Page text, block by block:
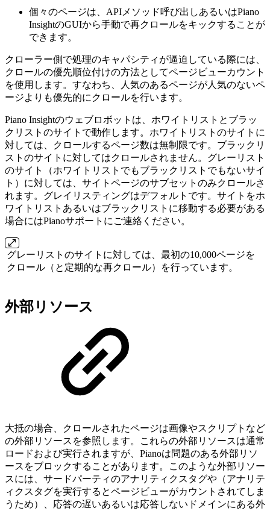
個々のページは、APIメソッド呼び出しあるいはPiano
InsightのGUIから手動で再クロールをキックすることが
できます。
クローラー側で処理のキャパシティが逼迫している際には、
クロールの優先順位付けの方法としてページビューカウント
を使用します。すなわち、人気のあるページが人気のないペ
ージよりも優先的にクロールを行います。
Piano Insightのウェブロボットは、ホワイトリストとブラッ
クリストのサイトで動作します。ホワイトリストのサイトに
対しては、クロールするページ数は無制限です。ブラックリ
ストのサイトに対してはクロールされません。グレーリスト
のサイト（ホワイトリストでもブラックリストでもないサイ
ト）に対しては、サイトページのサブセットのみクロールさ
れます。グレイリスティングはデフォルトです。サイトをホ
ワイトリストあるいはブラックリストに移動する必要がある
場合にはPianoサポートにご連絡ください。
グレーリストのサイトに対しては、最初の10,000ページを
クロール（と定期的な再クロール）を行っています。
外部リソース
大抵の場合、クロールされたページは画像やスクリプトなど
の外部リソースを参照します。これらの外部リソースは通常
ロードおよび実行されますが、Pianoは問題のある外部リソ
ースをブロックすることがあります。このような外部リソー
スには、サードパーティのアナリティクスタグや（アナリテ
ィクスタグを実行するとページビューがカウントされてしま
うため）、応答の遅いあるいは応答しないドメインにある外